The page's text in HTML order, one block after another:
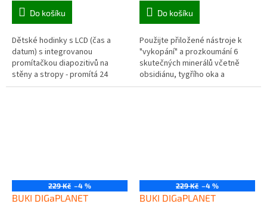
Do košíku
Dětské hodinky s LCD (čas a
datum) s integrovanou
promítačkou diapozitivů na
stěny a stropy - promítá 24
barevných obrázků dinosaurů.
Do košíku
Použijte přiložené nástroje k
"vykopání" a prozkoumání 6
skutečných minerálů včetně
obsidiánu, tygřího oka a
červeného jaspisu.
229 Kč –4 %
BUKI DIGaPLANET
229 Kč –4 %
BUKI DIGaPLANET